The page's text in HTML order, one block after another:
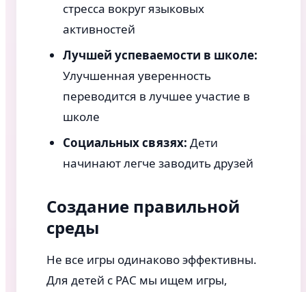
стресса вокруг языковых
активностей
Лучшей успеваемости в школе:
Улучшенная уверенность
переводится в лучшее участие в
школе
Социальных связях: Дети
начинают легче заводить друзей
Создание правильной
среды
Не все игры одинаково эффективны.
Для детей с РАС мы ищем игры,